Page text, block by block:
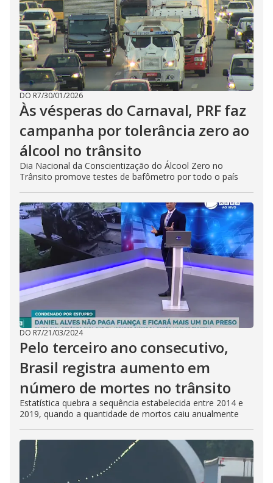
DO R7/30/01/2026
Às vésperas do Carnaval, PRF faz
campanha por tolerância zero ao
álcool no trânsito
Dia Nacional da Conscientização do Álcool Zero no
Trânsito promove testes de bafômetro por todo o país
DO R7/21/03/2024
Pelo terceiro ano consecutivo,
Brasil registra aumento em
número de mortes no trânsito
Estatística quebra a sequência estabelecida entre 2014 e
2019, quando a quantidade de mortos caiu anualmente